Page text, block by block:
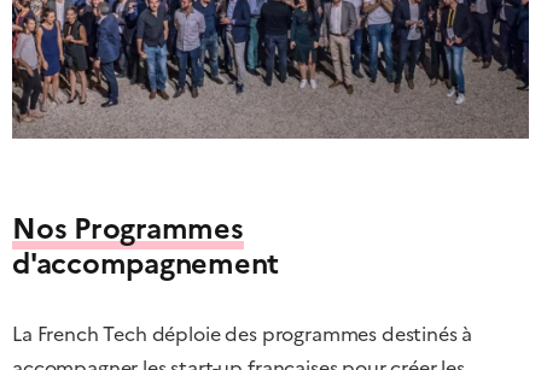
Nos Programmes
d'accompagnement
La French Tech déploie des programmes destinés à